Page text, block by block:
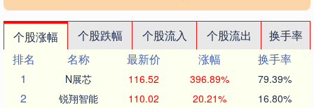
个股涨幅 个股跌幅 个股流入 个股流出
换手率
排名
名称 最新价 涨幅
换手率
1
N展芯 116.52 396.89% 79.39%
2 锐翔智能 110.02 20.21% 16.80%